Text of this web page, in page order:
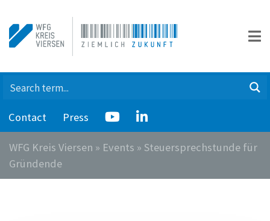
Contact Press
WFG Kreis Viersen » Events » Steuersprechstunde für
Gründende